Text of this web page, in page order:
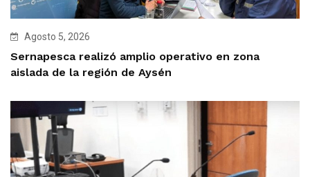
Agosto 5, 2026
Sernapesca realizó amplio operativo en zona
aislada de la región de Aysén